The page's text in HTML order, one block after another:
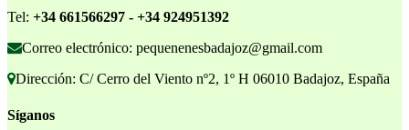
Tel: +34 661566297 - +34 924951392
Correo electrónico: pequenenesbadajoz@gmail.com
Dirección: C/ Cerro del Viento nº2, 1º H 06010 Badajoz, España
Síganos